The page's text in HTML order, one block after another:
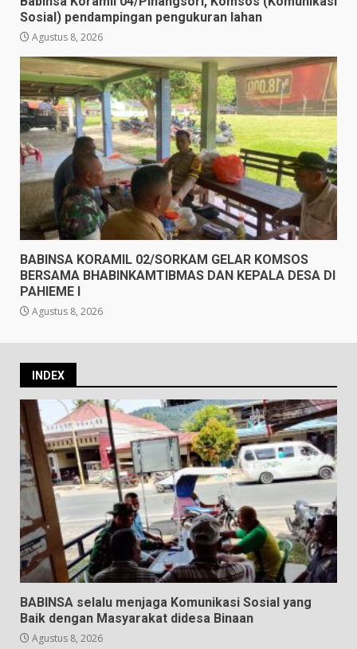
Sosial) pendampingan pengukuran lahan
Agustus 8, 2026
BABINSA KORAMIL 02/SORKAM GELAR KOMSOS
BERSAMA BHABINKAMTIBMAS DAN KEPALA DESA DI
PAHIEME I
Agustus 8, 2026
INDEX
BABINSA selalu menjaga Komunikasi Sosial yang
Baik dengan Masyarakat didesa Binaan
Agustus 8, 2026